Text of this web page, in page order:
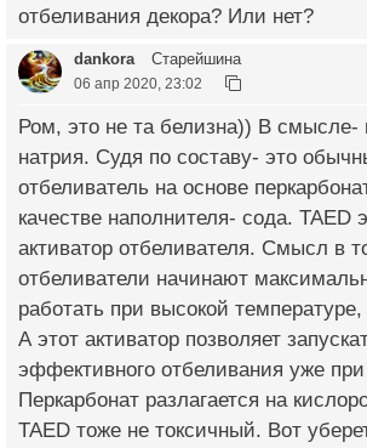
отбеливания декора? Или нет?
dankora Старейшина
06 апр 2020, 23:02
Ром, это не та белизна)) В смысле-
натрия. Судя по составу- это
отбеливатель на основе
качестве наполнителя- сода. TAED
активатор отбеливателя. Смысл в
отбеливатели начинают
работать при высокой температуре,
А этот активатор позволяет
эффективного отбеливания уже при
Перкарбонат разлагается на
TAED тоже не токсичный. Вот